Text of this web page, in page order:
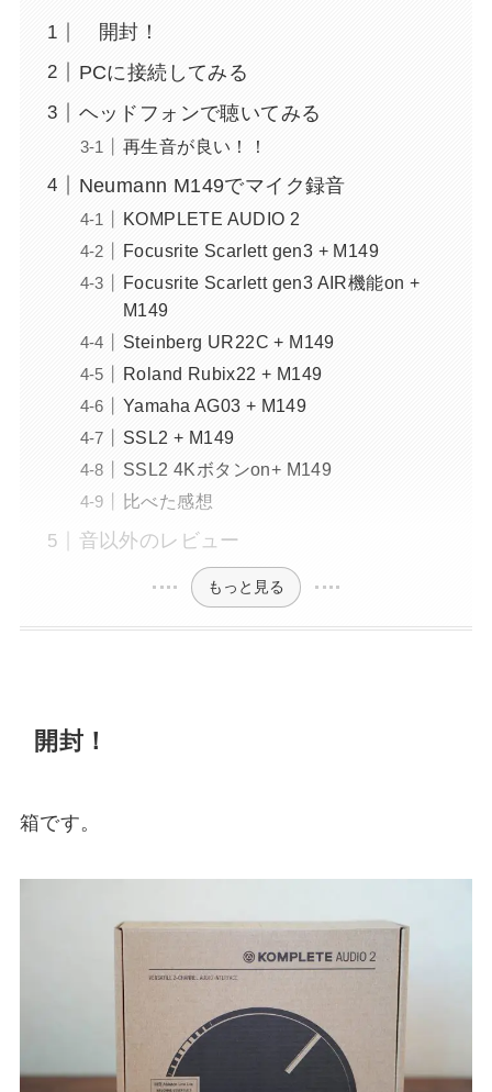
開封！
PCに接続してみる
ヘッドフォンで聴いてみる
再生音が良い！！
Neumann M149でマイク録音
KOMPLETE AUDIO 2
Focusrite Scarlett gen3 + M149
Focusrite Scarlett gen3 AIR機能on +
M149
Steinberg UR22C + M149
Roland Rubix22 + M149
Yamaha AG03 + M149
SSL2 + M149
SSL2 4Kボタンon+ M149
比べた感想
音以外のレビュー
もっと見る
開封！
箱です。